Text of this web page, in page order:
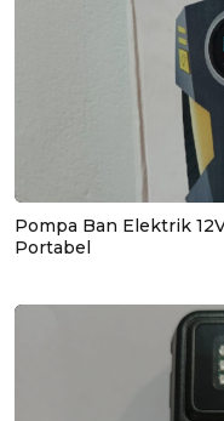
Pompa Ban Elektrik
Portabel